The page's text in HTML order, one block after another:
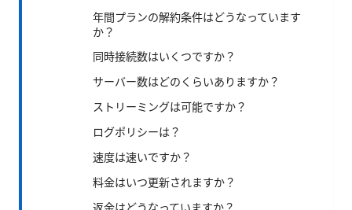
年間プランの解約条件はどうなっています
か？
同時接続数はいくつですか？
サーバー数はどのくらいありますか？
ストリーミングは可能ですか？
ログポリシーは？
速度は速いですか？
料金はいつ更新されますか？
返金はどうなっていますか？